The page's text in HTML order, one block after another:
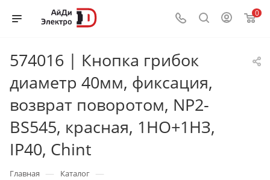
0
574016 | Кнопка грибок
диаметр 40мм, фиксация,
возврат поворотом, NP2-
BS545, красная, 1НО+1НЗ,
IP40, Chint
Главная — Каталог —